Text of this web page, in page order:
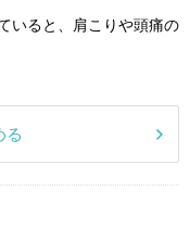
いると、肩こりや頭痛の
る